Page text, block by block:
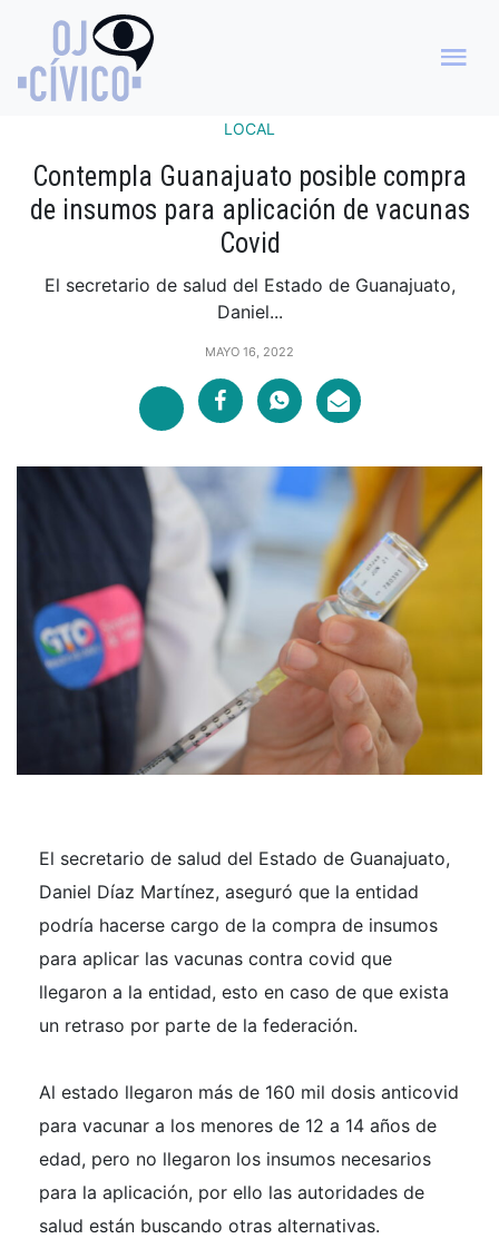
LOCAL
Contempla Guanajuato posible compra
de insumos para aplicación de vacunas
Covid
El secretario de salud del Estado de Guanajuato,
Daniel...
MAYO 16, 2022
El secretario de salud del Estado de Guanajuato,
Daniel Díaz Martínez, aseguró que la entidad
podría hacerse cargo de la compra de insumos
para aplicar las vacunas contra covid que
llegaron a la entidad, esto en caso de que exista
un retraso por parte de la federación.
Al estado llegaron más de 160 mil dosis anticovid
para vacunar a los menores de 12 a 14 años de
edad, pero no llegaron los insumos necesarios
para la aplicación, por ello las autoridades de
salud están buscando otras alternativas.